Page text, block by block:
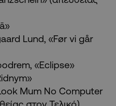
Lund, «Før vi går
«Eclipse»
Mum No Computer